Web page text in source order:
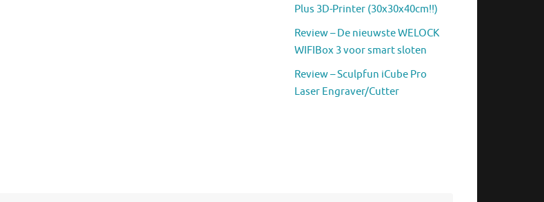
Plus 3D-Printer (30x30x40cm!!)
Review – De nieuwste WELOCK
WIFIBox 3 voor smart sloten
Review – Sculpfun iCube Pro
Laser Engraver/Cutter